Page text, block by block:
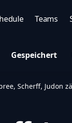
Teams
Gespeichert
Scherff, Judon